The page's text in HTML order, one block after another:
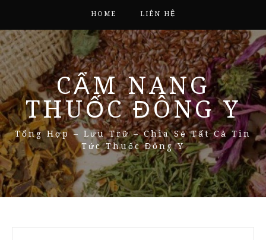
HOME LIÊN HỆ
CẨM NANG
THUỐC ĐÔNG Y
Tổng Hợp – Lưu Trữ – Chia Sẻ Tất Cả Tin
Tức Thuốc Đông Y